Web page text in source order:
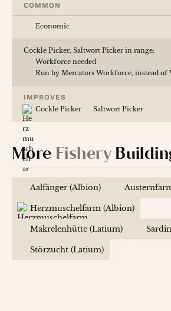
COMMON
Economic
Cockle Picker, Saltwort Picker in range:
Workforce needed
Run by Mercators Workforce, instead of
IMPROVES
Cockle Picker
Saltwort Picker
More Fishery
Aalfänger (Albion)
Herzmuschelfarm (Albion)
Makrelenhütte (Latium)
Störzucht (Latium)